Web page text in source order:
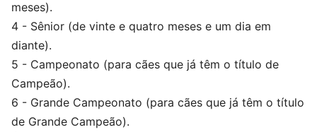
meses).
4 - Sênior (de vinte e quatro meses e um dia em
diante).
5 - Campeonato (para cães que já têm o título de
Campeão).
6 - Grande Campeonato (para cães que já têm o título
de Grande Campeão).